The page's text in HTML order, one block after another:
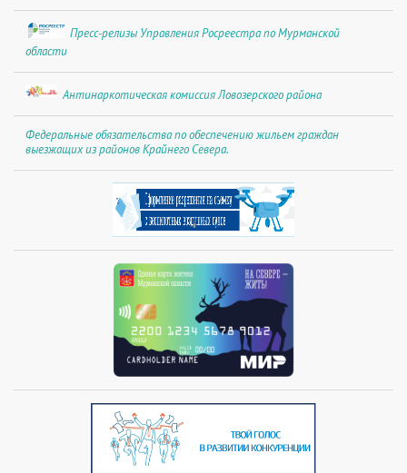
Пресс-релизы Управления Росреестра по Мурманской
области
Антинаркотическая комиссия Ловозерского района
Федеральные обязательства по обеспечению жильем граждан
выезжащих из районов Крайнего Севера.